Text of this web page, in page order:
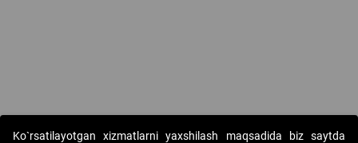
Ko`rsatilayotgan xizmatlarni yaxshilash maqsadida biz saytda